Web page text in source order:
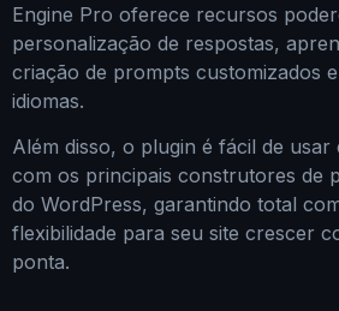
Engine Pro oferece recursos
personalização de respostas,
criação de prompts customizados
idiomas.
Além disso, o plugin é fácil de usar
com os principais construtores de
do WordPress, garantindo total
flexibilidade para seu site crescer
ponta.